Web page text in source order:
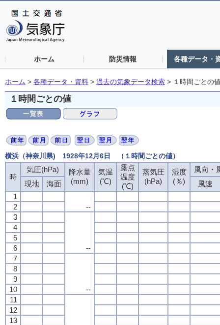
ホーム 防災情報 各種データ・
ホーム > 各種データ・資料 > 過去の気象データ検索 > １時間ごとの
１時間ごとの値
横浜（神奈川県) 1928年12月6日 （１時間ごとの値）
時
気圧(hPa)
降水量
(mm)
気温
(℃)
露点
温度
(℃)
蒸気圧
(hPa)
湿度
(％)
風向・
現地
海面
風速
1
--
2
3
--
4
5
6
7
--
8
9
10
11
12
13